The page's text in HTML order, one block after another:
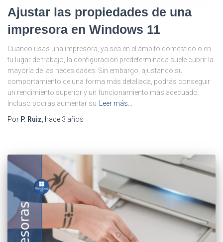
Ajustar las propiedades de una
impresora en Windows 11
Cuando usas una impresora, ya sea en el ámbito doméstico o en
tu lugar de trabajo, la configuración predeterminada suele cubrir la
mayoría de las necesidades. Sin embargo, ajustando su
comportamiento de una forma más detallada, podrás conseguir
un rendimiento superior y un funcionamiento más adecuado.
Incluso podrás aumentar su
Leer más…
Por P. Ruiz , hace 3 años